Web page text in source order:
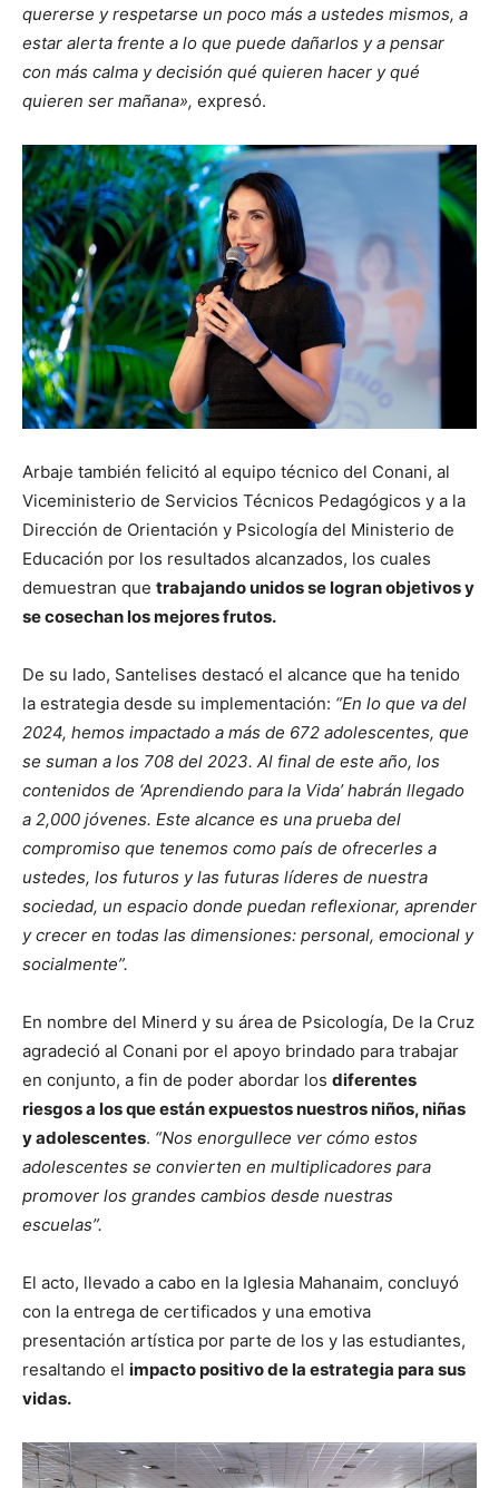
quererse y respetarse un poco más a ustedes mismos, a
estar alerta frente a lo que puede dañarlos y a pensar
con más calma y decisión qué quieren hacer y qué
quieren ser mañana», expresó.
Arbaje también felicitó al equipo técnico del Conani, al
Viceministerio de Servicios Técnicos Pedagógicos y a la
Dirección de Orientación y Psicología del Ministerio de
Educación por los resultados alcanzados, los cuales
demuestran que trabajando unidos se logran objetivos y
se cosechan los mejores frutos.
De su lado, Santelises destacó el alcance que ha tenido
la estrategia desde su implementación: “En lo que va del
2024, hemos impactado a más de 672 adolescentes, que
se suman a los 708 del 2023. Al final de este año, los
contenidos de ‘Aprendiendo para la Vida’ habrán llegado
a 2,000 jóvenes. Este alcance es una prueba del
compromiso que tenemos como país de ofrecerles a
ustedes, los futuros y las futuras líderes de nuestra
sociedad, un espacio donde puedan reflexionar, aprender
y crecer en todas las dimensiones: personal, emocional y
socialmente”.
En nombre del Minerd y su área de Psicología, De la Cruz
agradeció al Conani por el apoyo brindado para trabajar
en conjunto, a fin de poder abordar los diferentes
riesgos a los que están expuestos nuestros niños, niñas
y adolescentes. “Nos enorgullece ver cómo estos
adolescentes se convierten en multiplicadores para
promover los grandes cambios desde nuestras
escuelas”.
El acto, llevado a cabo en la Iglesia Mahanaim, concluyó
con la entrega de certificados y una emotiva
presentación artística por parte de los y las estudiantes,
resaltando el impacto positivo de la estrategia para sus
vidas.